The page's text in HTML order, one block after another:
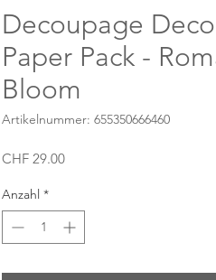
Decoupage
Paper Pack -
Bloom
Artikelnummer: 655350666460
CHF 29.00Preis
Anzahl *